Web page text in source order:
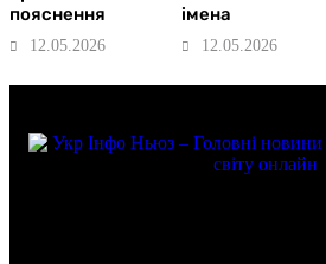
пояснення
12.05.2026
імена
12.05.2026